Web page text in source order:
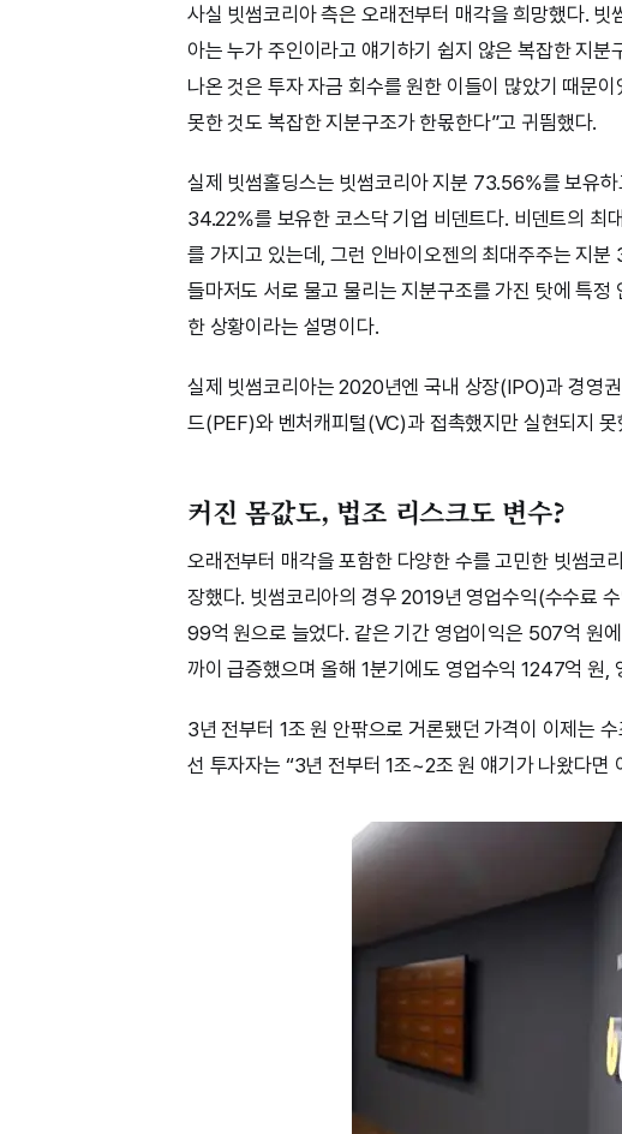
사실 빗썸코리아 측은 오래전부터 매각을 희망했다.
아는 누가 주인이라고 얘기하기 쉽지 않은 복잡한 지
나온 것은 투자 자금 회수를 원한 이들이 많았기 때문
못한 것도 복잡한 지분구조가 한몫한다”고 귀띔했다.
실제 빗썸홀딩스는 빗썸코리아 지분 73.56%를 보유
34.22%를 보유한 코스닥 기업 비덴트다. 비덴트의 최
를 가지고 있는데, 그런 인바이오젠의 최대주주는 지분
들마저도 서로 물고 물리는 지분구조를 가진 탓에 특정
한 상황이라는 설명이다.
실제 빗썸코리아는 2020년엔 국내 상장(IPO)과 경영
드(PEF)와 벤처캐피털(VC)과 접촉했지만 실현되지 못
커진 몸값도, 법조 리스크도 변수?
오래전부터 매각을 포함한 다양한 수를 고민한 빗썸코
장했다. 빗썸코리아의 경우 2019년 영업수익(수수료
99억 원으로 늘었다. 같은 기간 영업이익은 507억 원
까이 급증했으며 올해 1분기에도 영업수익 1247억 원
3년 전부터 1조 원 안팎으로 거론됐던 가격이 이제는
선 투자자는 “3년 전부터 1조~2조 원 얘기가 나왔다면